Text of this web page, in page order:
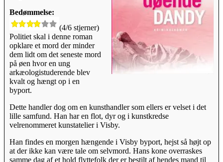
Bedømmelse:
(4/6 stjerner)
Politiet skal i denne roman
opklare et mord der minder
dem lidt om det seneste mord
på øen hvor en ung
arkæologistuderende blev
kvalt og hængt op i en
byport.
Dette handler dog om en kunsthandler som ellers er velset i det
lille samfund. Han har en flot, dyr og i kunstkredse
velrenommeret kunstatelier i Visby.
Han findes en morgen hængende i Visby byport, hejst så højt op
at der ikke kan være tale om selvmord. Hans kone overraskes
samme dag af et hold flyttefolk der er bestilt af hendes mand til